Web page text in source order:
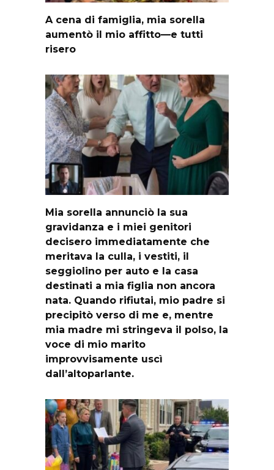
A cena di famiglia, mia sorella
aumentò il mio affitto—e tutti
risero
Mia sorella annunciò la sua
gravidanza e i miei genitori
decisero immediatamente che
meritava la culla, i vestiti, il
seggiolino per auto e la casa
destinati a mia figlia non ancora
nata. Quando rifiutai, mio padre si
precipitò verso di me e, mentre
mia madre mi stringeva il polso, la
voce di mio marito
improvvisamente uscì
dall’altoparlante.